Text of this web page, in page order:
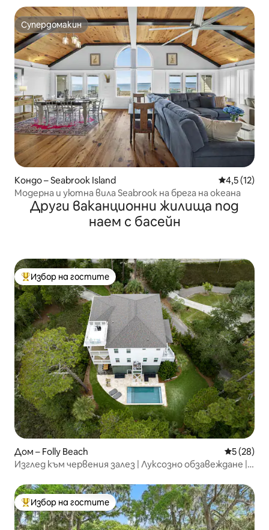
Супердомакин
Супердомакин
Кондо – Seabrook Island Средна
4,5 (12)
Модерна и уютна вила Seabrook на брега на океана
Други ваканционни жилища под
наем с басейн
Най-популярен избор на гостите
Избор на гостите
Дом – Folly Beach Средна
5 (28)
Изглед към червения залез | Луксозно обзавеждане |
Най-популярен избор на гостите
Избор на гостите